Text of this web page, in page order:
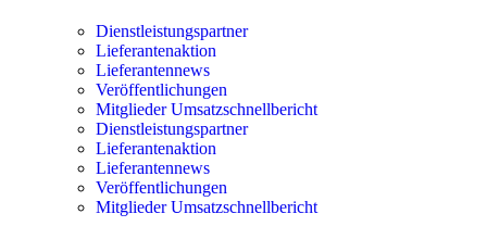
Dienstleistungspartner
Lieferantenaktion
Lieferantennews
Veröffentlichungen
Mitglieder Umsatzschnellbericht
Dienstleistungspartner
Lieferantenaktion
Lieferantennews
Veröffentlichungen
Mitglieder Umsatzschnellbericht